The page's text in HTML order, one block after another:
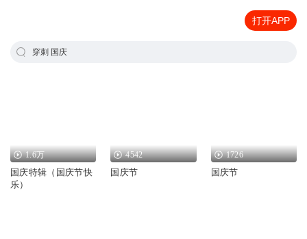
打开APP
穿刺 国庆
1.6万
国庆特辑（国庆节快
乐）
4542
国庆节
1726
国庆节